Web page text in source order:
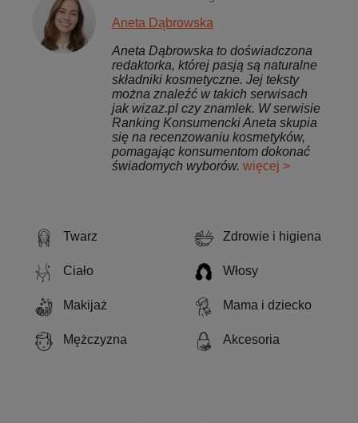
Twarz Zdrowie i higiena
Ciało Włosy
Makijaż Mama i dziecko
Mężczyzna Akcesoria
Aneta Dąbrowska
Aneta Dąbrowska to doświadczona
redaktorka, której pasją są naturalne
składniki kosmetyczne. Jej teksty
można znaleźć w takich serwisach
jak wizaz.pl czy znamlek. W serwisie
Ranking Konsumencki Aneta skupia
się na recenzowaniu kosmetyków,
pomagając konsumentom dokonać
świadomych wyborów. więcej >